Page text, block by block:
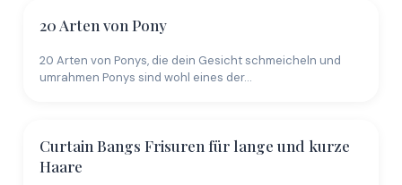
20 Arten von Pony
20 Arten von Ponys, die dein Gesicht schmeicheln und
umrahmen Ponys sind wohl eines der…
Curtain Bangs Frisuren für lange und kurze
Haare